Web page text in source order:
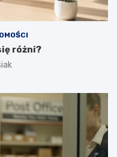
różni?